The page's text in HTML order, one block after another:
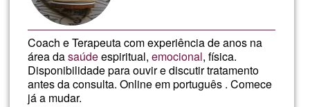
Coach e Terapeuta com experiência de anos na
área dasaúdeespiritual,emocional, física.
Disponibilidade para ouvir e discutir tratamento
antes da consulta. Online em português . Comece
já a mudar.